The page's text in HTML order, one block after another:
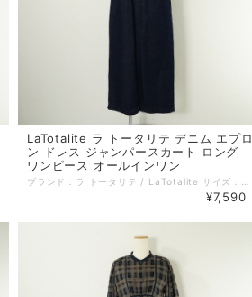
LaTotalite ラ トータリテ デニム エプロ
ン ドレス ジャンパースカート ロング
ワンピース オールインワン
¥7,590